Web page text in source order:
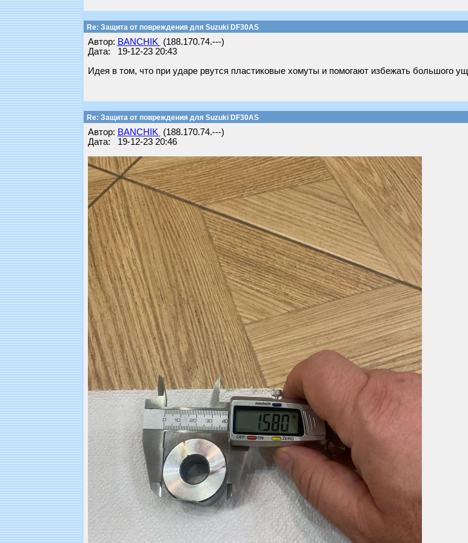
Re: Защита от повреждения для Suzuki DF30AS
Автор: BANCHIK
(188.170.74.---)
Дата: 19-12-23 20:43
Идея в том, что при ударе рвутся пластиковые хомуты и помогают избежать большого
Re: Защита от повреждения для Suzuki DF30AS
Автор: BANCHIK
(188.170.74.---)
Дата: 19-12-23 20:46